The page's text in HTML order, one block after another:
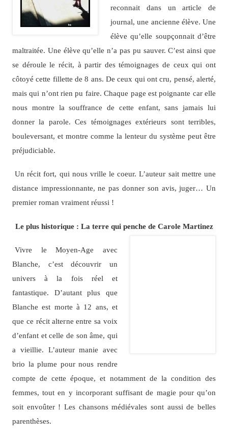
reconnait dans un article de
journal, une ancienne élève. Une
élève qu’elle soupçonnait d’être
maltraitée. Une élève qu’elle n’a pas pu sauver. C’est ainsi que
se déroule le récit, à partir des témoignages de ceux qui ont
côtoyé cette fillette de 8 ans. De ceux qui ont cru, pensé, alerté,
mais qui n’ont rien pu faire. Chaque page est poignante car elle
nous montre la souffrance de cette enfant, sans jamais lui
donner la parole. Ces témoignages extérieurs sont terribles,
bouleversant, et montre comme la lenteur du système peut être
préjudiciable.
Un récit fort, qui nous vrille le coeur. L’auteur sait mettre une
distance impressionnante, ne pas donner son avis, juger… Un
premier roman vraiment réussi !
Le plus historique : La terre qui penche de Carole Martinez
Vivre le Moyen-Age avec
Blanche, c’est découvrir un
univers à la fois réel et
fantastique. D’autant plus que
Blanche est morte à 12 ans, et
que ce récit alterne entre sa voix
d’enfant et celle de son âme, qui
a vieillie. L’auteur manie avec
brio la plume pour nous rendre
compte de cette époque, et notamment de la condition des
femmes, tout en y incorporant suffisant de magie pour qu’on
soit envoûter ! Les chansons médiévales sont aussi de belles
parenthèses.